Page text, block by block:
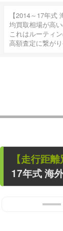
【2014～17年
均買取相場が高
これはルーティ
高額査定に繋が
【走行距
17年式 海